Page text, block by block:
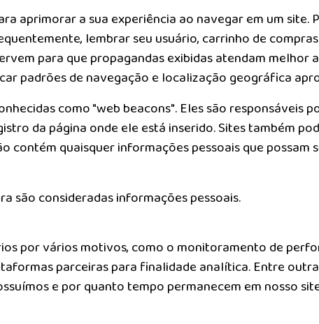
aprimorar a sua experiência ao navegar em um site.
lembrar seu usuário, carrinho de
para que propagandas exibidas atendam melhor
padrões de navegação e localização geográfica
como "web beacons". Eles são responsáveis
da página onde ele está inserido. Sites também
contém quaisquer informações pessoais que
são consideradas informações pessoais.
por vários motivos, como o monitoramento de
parceiras para finalidade analítica. Entre
e por quanto tempo permanecem em nosso